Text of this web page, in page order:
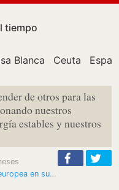
tiempo
Blanca Ceuta
de otros para las
nuestros
estables y nuestros
Bruselas impulsa la tecnología europea en su nuevo plan para reducir…